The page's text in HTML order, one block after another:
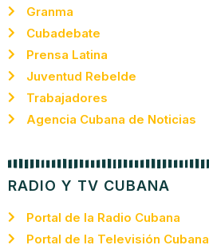
Granma
Cubadebate
Prensa Latina
Juventud Rebelde
Trabajadores
Agencia Cubana de Noticias
RADIO Y TV CUBANA
Portal de la Radio Cubana
Portal de la Televisión Cubana